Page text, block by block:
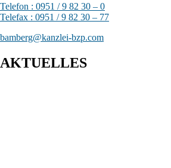
Telefon : 0951 / 9 82 30 – 0
Telefax : 0951 / 9 82 30 – 77
bamberg@kanzlei-bzp.com
AKTUELLES